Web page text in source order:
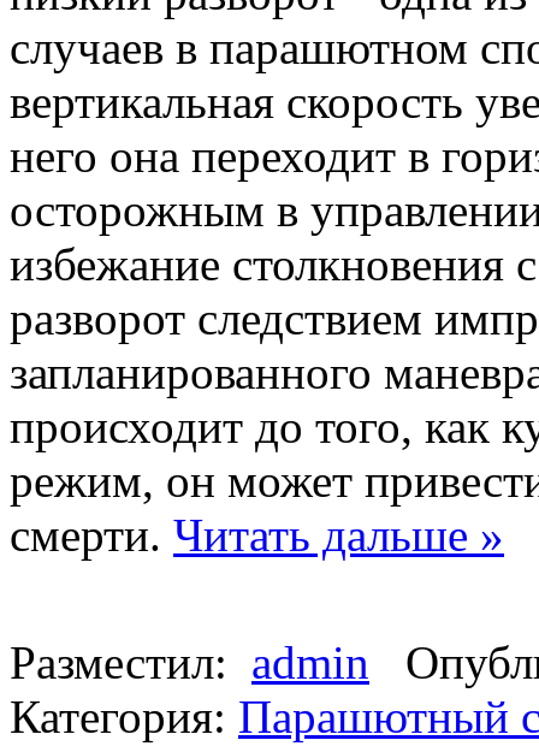
случаев в парашютном
вертикальная скорость
него она переходит в
осторожным в
избежание
разворот следствием
запланированного
происходит до того, как
режим, он может
смерти. Читать дальше »
Разместил: admin
Категория: Парашютный